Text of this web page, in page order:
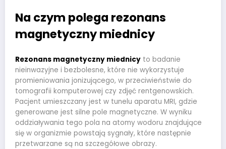
Na czym polega rezonans
magnetyczny miednicy
Rezonans magnetyczny miednicy to badanie
nieinwazyjne i bezbolesne, które nie wykorzystuje
promieniowania jonizującego, w przeciwieństwie do
tomografii komputerowej czy zdjęć rentgenowskich.
Pacjent umieszczany jest w tunelu aparatu MRI, gdzie
generowane jest silne pole magnetyczne. W wyniku
oddziaływania tego pola na atomy wodoru znajdujące
się w organizmie powstają sygnały, które następnie
przetwarzane są na szczegółowe obrazy.